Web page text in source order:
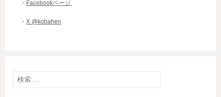
・ Facebookページ
・ X @kobahen
検
索: